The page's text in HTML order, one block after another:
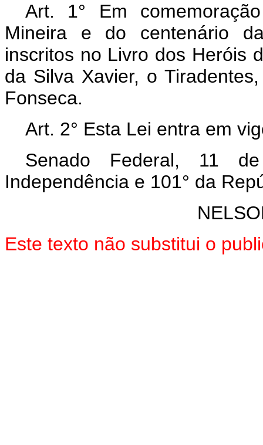
Art. 1° Em
Mineira e do centenário
inscritos no Livro dos Heróis
da Silva Xavier, o
Fonseca.
Art. 2° Esta Lei entra em
Senado Federal, 11
Independência e 101° da
Este texto não substitui o